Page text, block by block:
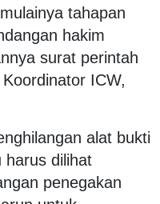
tahapan
hakim
surat perintah
ICW,
alat bukti
harus dilihat
penegakan